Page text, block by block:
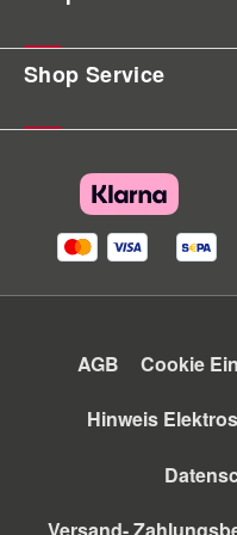
Shop Service
AGB Cookie
Hinweis